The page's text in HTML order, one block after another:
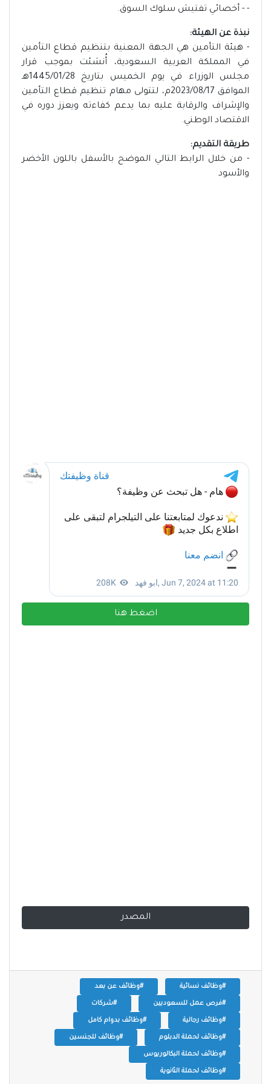
- - أخصائي تفتيش سلوك السوق.
نبذة عن الهيئة:
- هيئة التأمين هي الجهة المعنية بتنظيم قطاع التأمين
في المملكة العربية السعودية، أُنشئت بموجب قرار
مجلس الوزراء في يوم الخميس بتاريخ 1445/01/28هـ
الموافق 2023/08/17م، لتتولى مهام تنظيم قطاع التأمين
والإشراف والرقابة عليه بما يدعم كفاءته ويعزز دوره في
الاقتصاد الوطني.
طريقة التقديم:
- من خلال الرابط التالي الموضح بالأسفل باللون الأخضر
والأسود
اضغط هنا
المصدر
#وظائف نسائية #وظائف عن بعد
#فرص عمل للسعوديين #شركات
#وظائف رجالية #وظائف بدوام كامل
#وظائف لحملة الدبلوم #وظائف للجنسين
#وظائف لحملة البكالوريوس
#وظائف لحملة الثانوية